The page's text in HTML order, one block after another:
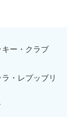
ー・クラブ
・レプッブリ